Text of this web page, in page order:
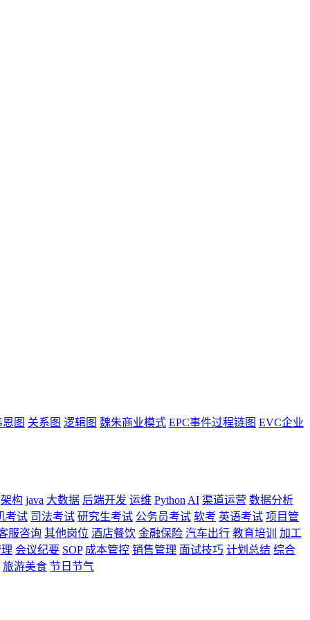
恩图 关系图 逻辑图 魏朱商业模式 EPC事件过程链图 EVC企业
架构 java 大数据 后端开发 运维 Python AI 渠道运营 数据分析
考试 司法考试 研究生考试 公务员考试 软考 英语考试 项目管
服咨询 其他岗位 酒店餐饮 金融保险 汽车出行 教育培训
加工
会议纪要 SOP 成本管控 销售管理 面试技巧 计划总结 综合
旅游美食 节日节气